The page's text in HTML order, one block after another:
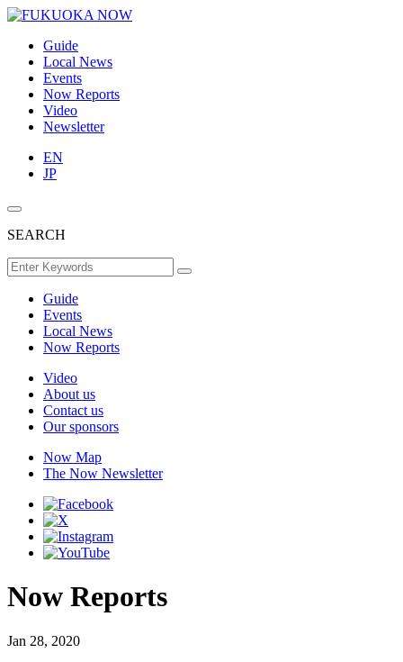
Guide
Local News
Events
Now Reports
Video
Newsletter
EN
JP
SEARCH
Guide
Events
Local News
Now Reports
Video
About us
Contact us
Our sponsors
Now Map
The Now Newsletter
Now Reports
Jan 28, 2020